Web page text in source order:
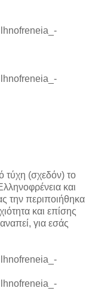
τύχη (σχεδόν) το
και
την περιποιήθηκα
και επίσης
για εσάς